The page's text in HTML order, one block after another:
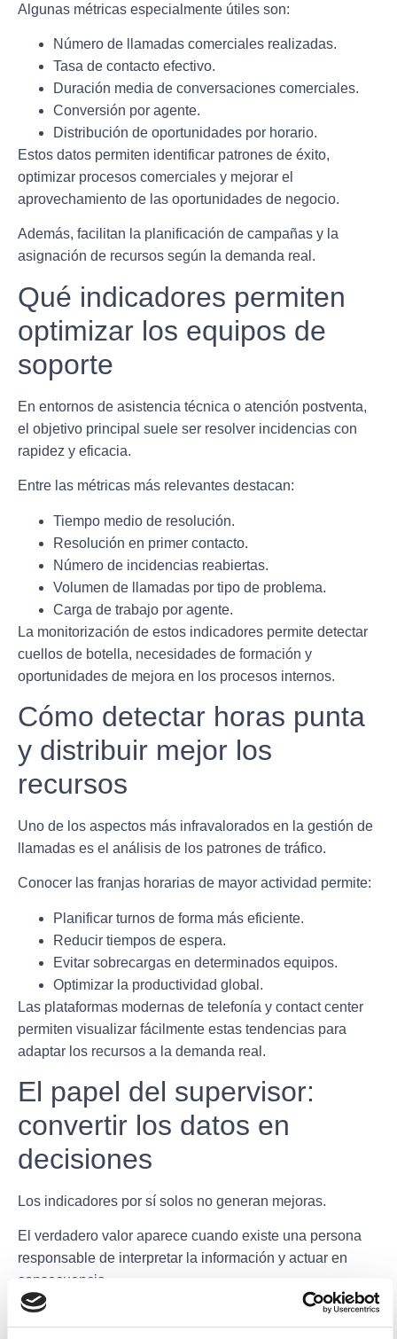
Algunas métricas especialmente útiles son:
Número de llamadas comerciales realizadas.
Tasa de contacto efectivo.
Duración media de conversaciones comerciales.
Conversión por agente.
Distribución de oportunidades por horario.
Estos datos permiten identificar patrones de éxito,
optimizar procesos comerciales y mejorar el
aprovechamiento de las oportunidades de negocio.
Además, facilitan la planificación de campañas y la
asignación de recursos según la demanda real.
Qué indicadores permiten
optimizar los equipos de
soporte
En entornos de asistencia técnica o atención postventa,
el objetivo principal suele ser resolver incidencias con
rapidez y eficacia.
Entre las métricas más relevantes destacan:
Tiempo medio de resolución.
Resolución en primer contacto.
Número de incidencias reabiertas.
Volumen de llamadas por tipo de problema.
Carga de trabajo por agente.
La monitorización de estos indicadores permite detectar
cuellos de botella, necesidades de formación y
oportunidades de mejora en los procesos internos.
Cómo detectar horas punta
y distribuir mejor los
recursos
Uno de los aspectos más infravalorados en la gestión de
llamadas es el análisis de los patrones de tráfico.
Conocer las franjas horarias de mayor actividad permite:
Planificar turnos de forma más eficiente.
Reducir tiempos de espera.
Evitar sobrecargas en determinados equipos.
Optimizar la productividad global.
Las plataformas modernas de telefonía y contact center
permiten visualizar fácilmente estas tendencias para
adaptar los recursos a la demanda real.
El papel del supervisor:
convertir los datos en
decisiones
Los indicadores por sí solos no generan mejoras.
El verdadero valor aparece cuando existe una persona
responsable de interpretar la información y actuar en
consecuencia.
El supervisor o administrador desempeña un papel